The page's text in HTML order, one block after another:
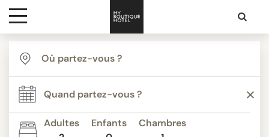
Destinations
Inspiration
Adultes
Enfants
Chambres